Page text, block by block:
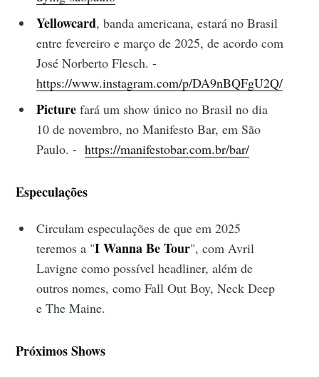
Yellowcard, banda americana, estará no Brasil
entre fevereiro e março de 2025, de acordo com
José Norberto Flesch. -
https://www.instagram.com/p/DA9nBQFgU2Q/
Picture fará um show único no Brasil no dia
10 de novembro, no Manifesto Bar, em São
Paulo. -https://manifestobar.com.br/bar/
Especulações
Circulam especulações de que em 2025
teremos a "I Wanna Be Tour", com Avril
Lavigne como possível headliner, além de
outros nomes, como Fall Out Boy, Neck Deep
e The Maine.
Próximos Shows